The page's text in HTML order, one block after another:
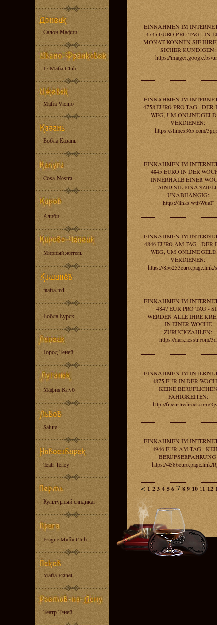
Салон Мафии
IF Mafia Club
Mafia Vicino
Вобла Казань
Cosa-Nostra
Алиби
Мирный житель
mafia.md
Вобла Курск
Город Теней
Мафия Клуб
Salute
Teatr Teney
Культурный синдикат
Prague Mafia Club
Mafia Planet
Театр Теней
EINNAHMEN IM
4745 EURO PRO TAG - IN
MONAT KONNEN SIE
SICHER KUNDIGEN:
https://images.google.bs/
EINNAHMEN IM
4758 EURO PRO TAG - DER
WEG, UM ONLINE
VERDIENEN:
https://slimex365.com/
EINNAHMEN IM
4845 EURO IN DER
INNERHALB EINER
SIND SIE
UNABHANGIG:
https://links.wtf/WuaF
EINNAHMEN IM
4846 EURO AM TAG - DER
WEG, UM ONLINE
VERDIENEN:
https://856253euro.page.link/
EINNAHMEN IM
4847 EUR PRO TAG -
WERDEN ALLE IHRE
IN EINER WOCHE
ZURUCKZAHLEN:
https://darknesstr.com/3d
EINNAHMEN IM
4875 EUR IN DER
KEINE BERUFLICHEN
FAHIGKEITEN:
http://freeurlredirect.com/
EINNAHMEN IM
4946 EUR AM TAG -
BERUFSERFAHRUNG:
https://4586euro.page.link/
< 1 2 3 4 5 6 7 8 9 10 11 12